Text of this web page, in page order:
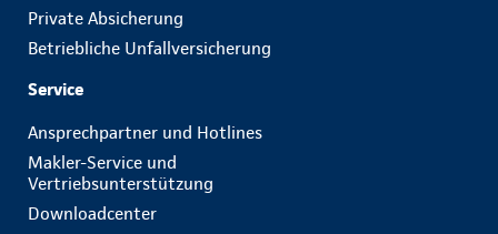
Private Absicherung
Betriebliche Unfallversicherung
Service
Ansprechpartner und Hotlines
Makler-Service und
Vertriebsunterstützung
Downloadcenter